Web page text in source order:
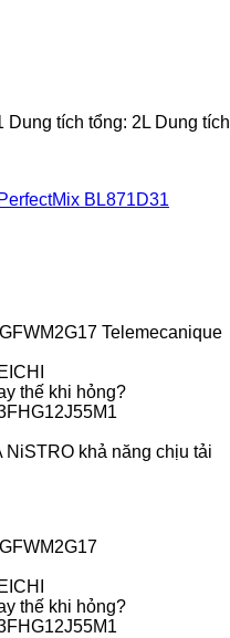
tích tổng: 2L Dung tích
BL871D31
Telemecanique
thế khi hỏng?
khả năng chịu tải
thế khi hỏng?